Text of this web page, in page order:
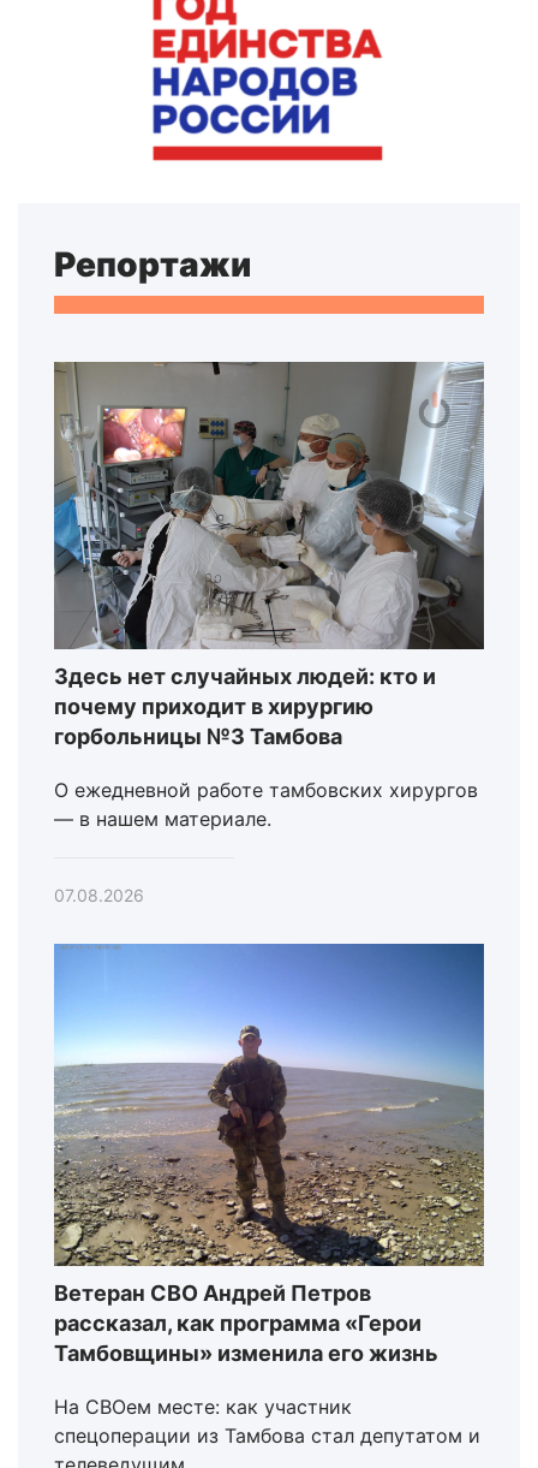
Репортажи
Здесь нет случайных людей: кто и
почему приходит в хирургию
горбольницы №3 Тамбова
О ежедневной работе тамбовских хирургов
— в нашем материале.
07.08.2026
Ветеран СВО Андрей Петров
рассказал, как программа «Герои
Тамбовщины» изменила его жизнь
На СВОем месте: как участник
спецоперации из Тамбова стал депутатом и